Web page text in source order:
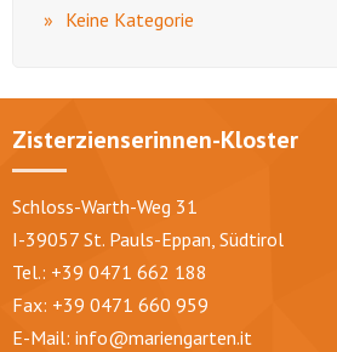
Keine Kategorie
Zisterzienserinnen-Kloster
Schloss-Warth-Weg 31
I-39057 St. Pauls-Eppan, Südtirol
Tel.: +39 0471 662 188
Fax: +39 0471 660 959
E-Mail: info@mariengarten.it